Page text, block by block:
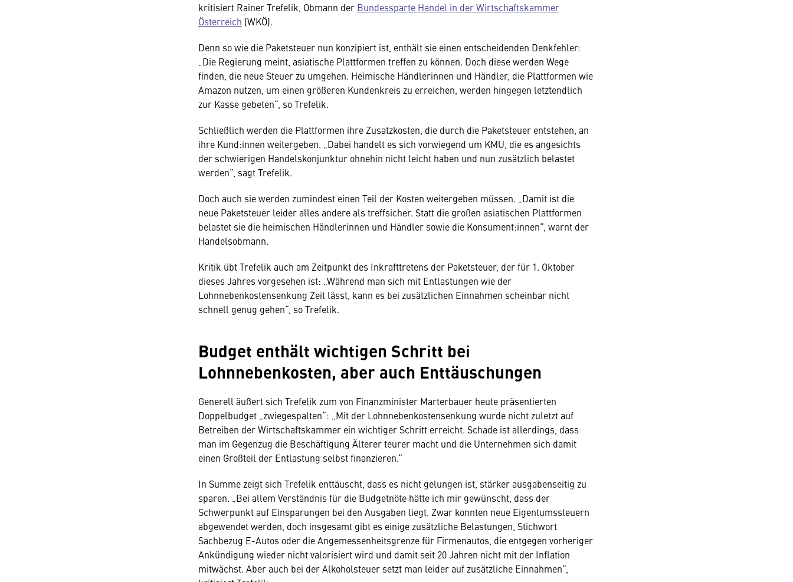
kritisiert Rainer Trefelik, Obmann der Bundessparte Handel in der Wirtschaftskammer
Österreich (WKÖ).
Denn so wie die Paketsteuer nun konzipiert ist, enthält sie einen entscheidenden Denkfehler:
„Die Regierung meint, asiatische Plattformen treffen zu können. Doch diese werden Wege
finden, die neue Steuer zu umgehen. Heimische Händlerinnen und Händler, die Plattformen wie
Amazon nutzen, um einen größeren Kundenkreis zu erreichen, werden hingegen letztendlich
zur Kasse gebeten“, so Trefelik.
Schließlich werden die Plattformen ihre Zusatzkosten, die durch die Paketsteuer entstehen, an
ihre Kund:innen weitergeben. „Dabei handelt es sich vorwiegend um KMU, die es angesichts
der schwierigen Handelskonjunktur ohnehin nicht leicht haben und nun zusätzlich belastet
werden“, sagt Trefelik.
Doch auch sie werden zumindest einen Teil der Kosten weitergeben müssen. „Damit ist die
neue Paketsteuer leider alles andere als treffsicher. Statt die großen asiatischen Plattformen
belastet sie die heimischen Händlerinnen und Händler sowie die Konsument:innen“, warnt der
Handelsobmann.
Kritik übt Trefelik auch am Zeitpunkt des Inkrafttretens der Paketsteuer, der für 1. Oktober
dieses Jahres vorgesehen ist: „Während man sich mit Entlastungen wie der
Lohnnebenkostensenkung Zeit lässt, kann es bei zusätzlichen Einnahmen scheinbar nicht
schnell genug gehen“, so Trefelik.
Budget enthält wichtigen Schritt bei
Lohnnebenkosten, aber auch Enttäuschungen
Generell äußert sich Trefelik zum von Finanzminister Marterbauer heute präsentierten
Doppelbudget „zwiegespalten“: „Mit der Lohnnebenkostensenkung wurde nicht zuletzt auf
Betreiben der Wirtschaftskammer ein wichtiger Schritt erreicht. Schade ist allerdings, dass
man im Gegenzug die Beschäftigung Älterer teurer macht und die Unternehmen sich damit
einen Großteil der Entlastung selbst finanzieren.“
In Summe zeigt sich Trefelik enttäuscht, dass es nicht gelungen ist, stärker ausgabenseitig zu
sparen. „Bei allem Verständnis für die Budgetnöte hätte ich mir gewünscht, dass der
Schwerpunkt auf Einsparungen bei den Ausgaben liegt. Zwar konnten neue Eigentumssteuern
abgewendet werden, doch insgesamt gibt es einige zusätzliche Belastungen, Stichwort
Sachbezug E-Autos oder die Angemessenheitsgrenze für Firmenautos, die entgegen vorheriger
Ankündigung wieder nicht valorisiert wird und damit seit 20 Jahren nicht mit der Inflation
mitwächst. Aber auch bei der Alkoholsteuer setzt man leider auf zusätzliche Einnahmen“,